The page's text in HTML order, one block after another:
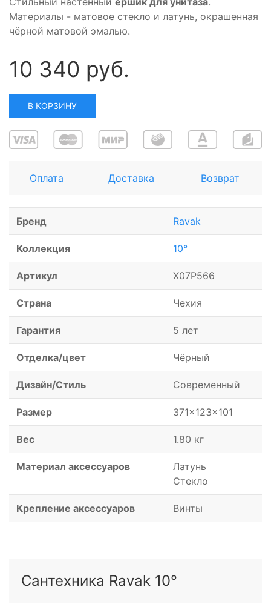
Материалы - матовое стекло и латунь, окрашенная
чёрной матовой эмалью.
10 340 руб.
В КОРЗИНУ
Оплата Доставка Возврат
Бренд Ravak
Коллекция 10°
Артикул X07P566
Страна Чехия
Гарантия 5 лет
Отделка/цвет Чёрный
Дизайн/Стиль Современный
Размер 371x123x101
Вес 1.80 кг
Материал аксессуаров
Латунь
Стекло
Крепление аксессуаров Винты
Сантехника Ravak 10°